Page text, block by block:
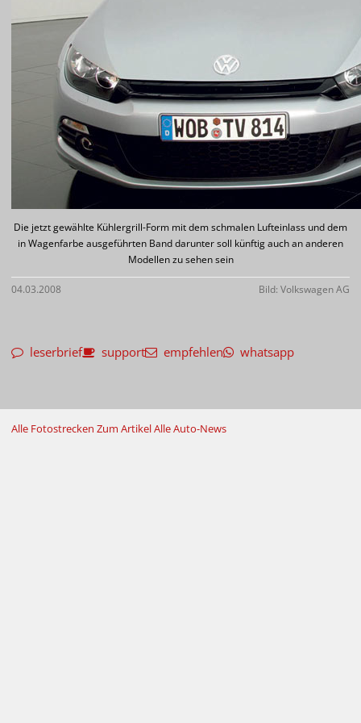
Die jetzt gewählte Kühlergrill-Form mit dem schmalen Lufteinlass und dem
in Wagenfarbe ausgeführten Band darunter soll künftig auch an anderen
Modellen zu sehen sein
04.03.2008 Bild: Volkswagen AG
leserbrief support empfehlen whatsapp
Alle Fotostrecken Zum ArtikelAlle Auto-News